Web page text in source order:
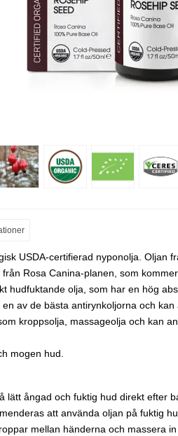
USDA-certifierad nyponolja. Oljan
Rosa Canina-planen, som
hudfuktande olja, som har en hög
av de bästa antirynkoljorna och
kroppsolja, massageolja och kan
mogen hud.
lätt ångad och fuktig hud direkt efter
att använda oljan på fuktig
mellan händerna och massera